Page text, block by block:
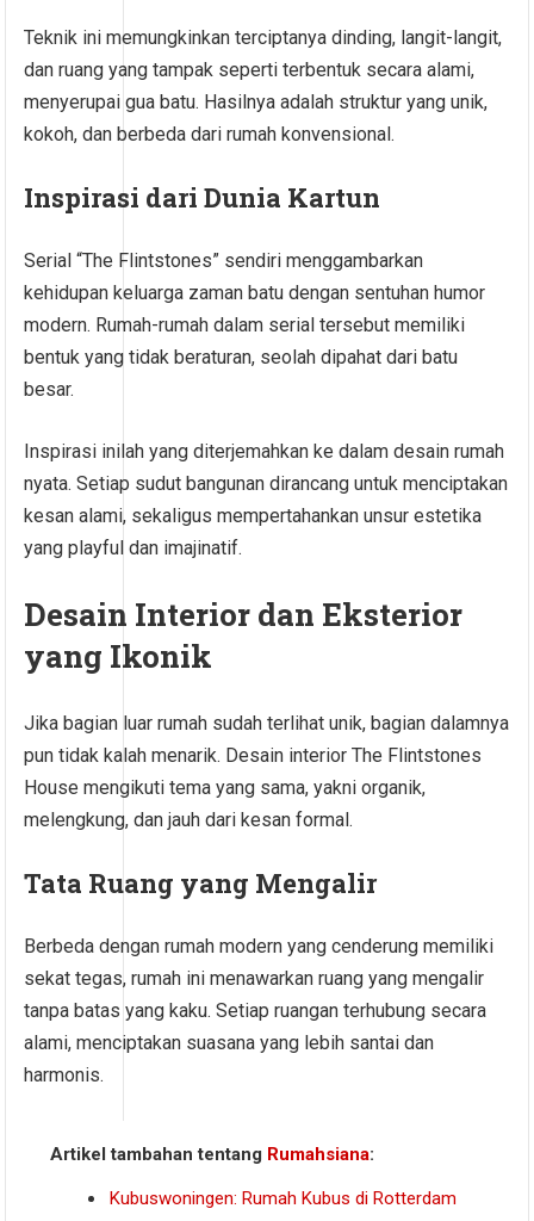
Teknik ini memungkinkan terciptanya dinding, langit-langit,
dan ruang yang tampak seperti terbentuk secara alami,
menyerupai gua batu. Hasilnya adalah struktur yang unik,
kokoh, dan berbeda dari rumah konvensional.
Inspirasi dari Dunia Kartun
Serial “The Flintstones” sendiri menggambarkan
kehidupan keluarga zaman batu dengan sentuhan humor
modern. Rumah-rumah dalam serial tersebut memiliki
bentuk yang tidak beraturan, seolah dipahat dari batu
besar.
Inspirasi inilah yang diterjemahkan ke dalam desain rumah
nyata. Setiap sudut bangunan dirancang untuk menciptakan
kesan alami, sekaligus mempertahankan unsur estetika
yang playful dan imajinatif.
Desain Interior dan Eksterior
yang Ikonik
Jika bagian luar rumah sudah terlihat unik, bagian dalamnya
pun tidak kalah menarik. Desain interior The Flintstones
House mengikuti tema yang sama, yakni organik,
melengkung, dan jauh dari kesan formal.
Tata Ruang yang Mengalir
Berbeda dengan rumah modern yang cenderung memiliki
sekat tegas, rumah ini menawarkan ruang yang mengalir
tanpa batas yang kaku. Setiap ruangan terhubung secara
alami, menciptakan suasana yang lebih santai dan
harmonis.
Artikel tambahan tentang Rumahsiana:
Kubuswoningen: Rumah Kubus di Rotterdam